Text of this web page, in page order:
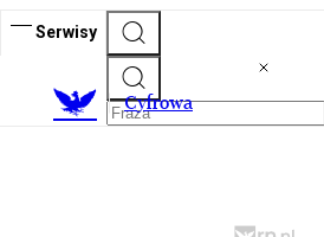
Serwisy
Cyfrowa